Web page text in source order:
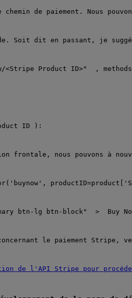
de paiement. Nous
Soit dit en passant, je
<Stripe Product ID>" , methods
ID ):
frontale, nous pouvons à
btn-lg btn-block" > Buy
le paiement
de l'API Stripe pour